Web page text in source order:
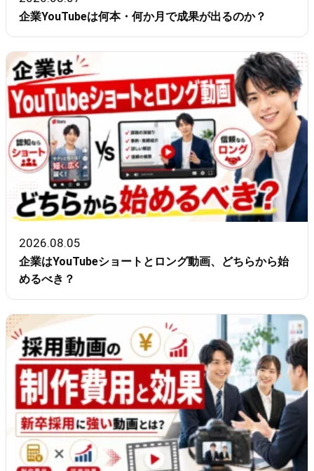
企業YouTubeは何本・何か月で成果が出るのか？
2026.08.05
企業はYouTubeショートとロング動画、どちらから始
めるべき？